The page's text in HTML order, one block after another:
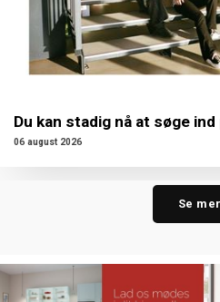
Du kan stadig nå at søge
06 august 2026
Se